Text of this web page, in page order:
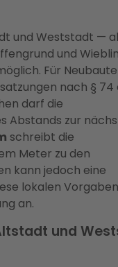
und Weststadt —
und
Für
nach § 74
darf die
Abstands zur
schreibt die
Meter zu den
kann jedoch eine
lokalen
an.
und